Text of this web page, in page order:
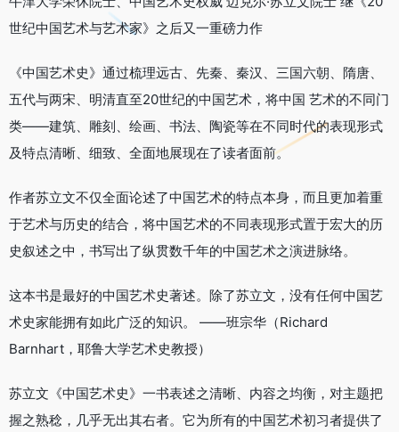
世纪中国艺术与艺术家》之后又一重磅力作
《中国艺术史》通过梳理远古、先秦、秦汉、三国六朝、隋唐、
五代与两宋、明清直至20世纪的中国艺术，将中国 艺术的不同门
类——建筑、雕刻、绘画、书法、陶瓷等在不同时代的表现形式
及特点清晰、细致、全面地展现在了读者面前。
作者苏立文不仅全面论述了中国艺术的特点本身，而且更加着重
于艺术与历史的结合，将中国艺术的不同表现形式置于宏大的历
史叙述之中，书写出了纵贯数千年的中国艺术之演进脉络。
这本书是最好的中国艺术史著述。除了苏立文，没有任何中国艺
术史家能拥有如此广泛的知识。 ——班宗华（Richard
Barnhart，耶鲁大学艺术史教授）
苏立文《中国艺术史》一书表述之清晰、内容之均衡，对主题把
握之熟稔，几乎无出其右者。它为所有的中国艺术初习者提供了